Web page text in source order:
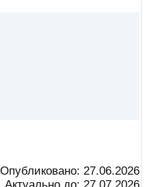
Опубликовано: 27.06.2026